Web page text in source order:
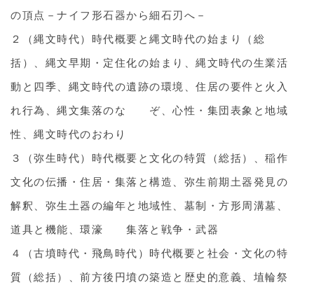
の頂点－ナイフ形石器から細石刃へ－
２（縄文時代）時代概要と縄文時代の始まり（総
括）、縄文早期・定住化の始まり、縄文時代の生業活
動と四季、縄文時代の遺跡の環境、住居の要件と火入
れ行為、縄文集落のな ぞ、心性・集団表象と地域
性、縄文時代のおわり
３（弥生時代）時代概要と文化の特質（総括）、稲作
文化の伝播・住居・集落と構造、弥生前期土器発見の
解釈、弥生土器の編年と地域性、墓制・方形周溝墓、
道具と機能、環濠 集落と戦争・武器
４（古墳時代・飛鳥時代）時代概要と社会・文化の特
質（総括）、前方後円墳の築造と歴史的意義、埴輪祭